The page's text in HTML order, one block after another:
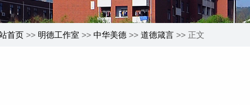
首页 >> 明德工作室 >> 中华美德 >> 道德箴言 >> 正文